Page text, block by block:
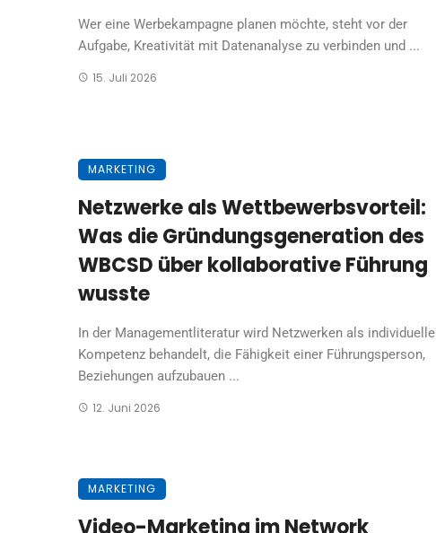
Wer eine Werbekampagne planen möchte, steht vor der
Aufgabe, Kreativität mit Datenanalyse zu verbinden und ...
15. Juli 2026
MARKETING
Netzwerke als Wettbewerbsvorteil:
Was die Gründungsgeneration des
WBCSD über kollaborative Führung
wusste
In der Managementliteratur wird Netzwerken als individuelle
Kompetenz behandelt, die Fähigkeit einer Führungsperson,
Beziehungen aufzubauen ...
12. Juni 2026
MARKETING
Video-Marketing im Network